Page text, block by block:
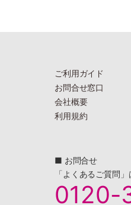
ご利用ガイド
お問合せ窓口
会社概要
利用規約
■ お問合せ
「よくあるご質問」
0120-